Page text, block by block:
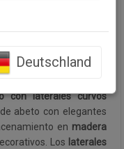
con laterales curvos
abeto con elegantes
en madera
Los laterales
Deutschland